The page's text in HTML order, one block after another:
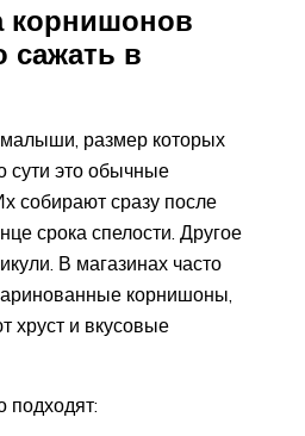
корнишонов
сажать в
размер которых
сути это обычные
собирают сразу после
срока спелости. Другое
В магазинах часто
корнишоны,
хруст и вкусовые
подходят: